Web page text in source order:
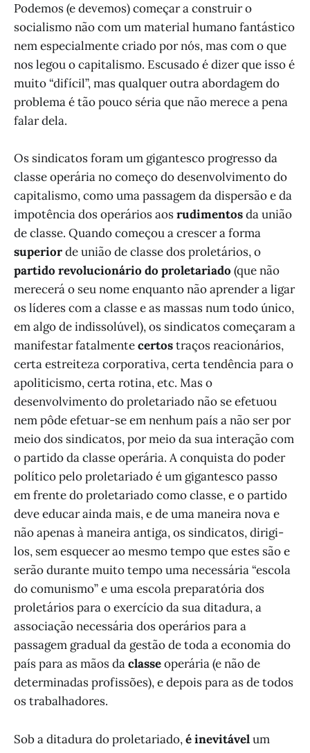
Podemos (e devemos) começar a construir o
socialismo não com um material humano fantástico
nem especialmente criado por nós, mas com o que
nos legou o capitalismo. Escusado é dizer que isso é
muito “difícil”, mas qualquer outra abordagem do
problema é tão pouco séria que não merece a pena
falar dela.
Os sindicatos foram um gigantesco progresso da
classe operária no começo do desenvolvimento do
capitalismo, como uma passagem da dispersão e da
impotência dos operários aosrudimentosda união
de classe. Quando começou a crescer a forma
superiorde união de classe dos proletários, o
partido revolucionário do proletariado (que não
merecerá o seu nome enquanto não aprender a ligar
os líderes com a classe e as massas num todo único,
em algo de indissolúvel), os sindicatos começaram a
manifestar fatalmentecertostraços reacionários,
certa estreiteza corporativa, certa tendência para o
apoliticismo, certa rotina, etc. Mas o
desenvolvimento do proletariado não se efetuou
nem pôde efetuar-se em nenhum país a não ser por
meio dos sindicatos, por meio da sua interação com
o partido da classe operária. A conquista do poder
político pelo proletariado é um gigantesco passo
em frente do proletariado como classe, e o partido
deve educar ainda mais, e de uma maneira nova e
não apenas à maneira antiga, os sindicatos, dirigi-
los, sem esquecer ao mesmo tempo que estes são e
serão durante muito tempo uma necessária “escola
do comunismo” e uma escola preparatória dos
proletários para o exercício da sua ditadura, a
associação necessária dos operários para a
passagem gradual da gestão de toda a economia do
país para as mãos daclasseoperária (e não de
determinadas profissões), e depois para as de todos
os trabalhadores.
Sob a ditadura do proletariado,é inevitávelum